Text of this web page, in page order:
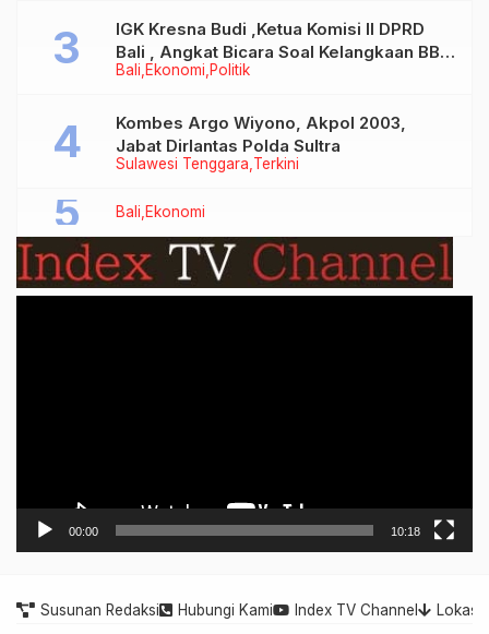
Bali Ekonomi Politik
IGK Kresna Budi ,Ketua Komisi II DPRD
Bali , Angkat Bicara Soal Kelangkaan BBM
Bersubsidi Jenis Solar
Sulawesi Tenggara Terkini
Kombes Argo Wiyono, Akpol 2003,
Jabat Dirlantas Polda Sultra
Bali Ekonomi
00:00 10:18
Susunan Redaksi Hubungi Kami Index TV Channel Lokasi